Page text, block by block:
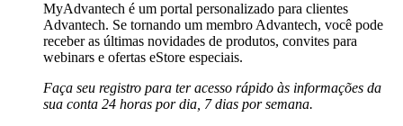
MyAdvantech é um portal personalizado para clientes
Advantech. Se tornando um membro Advantech, você pode
receber as últimas novidades de produtos, convites para
webinars e ofertas eStore especiais.
Faça seu registro para ter acesso rápido às informações da
sua conta 24 horas por dia, 7 dias por semana.